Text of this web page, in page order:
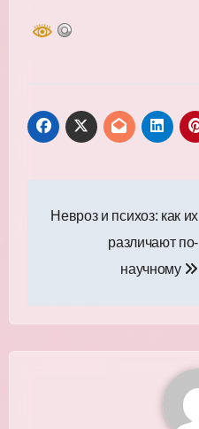
записям
Невроз и психоз: как их
различают по-
научному